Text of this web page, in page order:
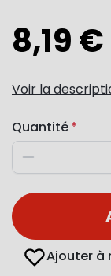
8,19 €
Voir la
Quantité
Diminuer
Ajouter à